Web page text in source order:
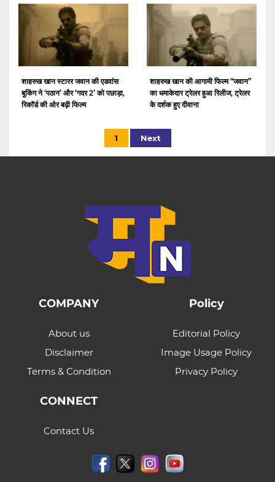
शाहरुख खान स्टारर जवान की एडवांस
बुकिंग ने ‘पठान’ और ‘गदर 2’ को पछाड़ा,
रिकॉर्ड की ओर बढ़ी फिल्म
शाहरुख खान की आगामी फिल्म “जवान”
का धमाकेदार ट्रेलर हुआ रिलीज, ट्रेलर
के दर्शक हुए दीवाना
1 Next
COMPANY
About us
Disclaimer
Terms & Condition
Policy
Editorial Policy
Image Usage Policy
Privacy Policy
CONNECT
Contact Us